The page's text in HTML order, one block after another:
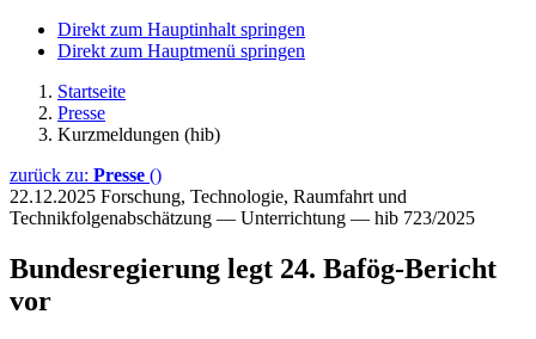
Direkt zum Hauptinhalt springen
Direkt zum Hauptmenü springen
Startseite
Presse
Kurzmeldungen (hib)
zurück zu: Presse ()
22.12.2025 Forschung, Technologie, Raumfahrt und
Technikfolgenabschätzung — Unterrichtung — hib 723/2025
Bundesregierung legt 24. Bafög-Bericht
vor